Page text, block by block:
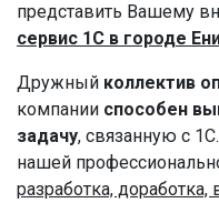
представить Вашему
сервис 1С в городе
Дружный коллектив
компании способен
задачу, связанную с
нашей
разработка,